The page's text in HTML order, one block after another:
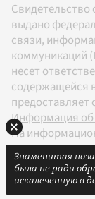
выдано
связи,
коммуникаций
несет
содержащейся
Информация об
На
Правилами
Знаменитая
была не ради
искалеченную в